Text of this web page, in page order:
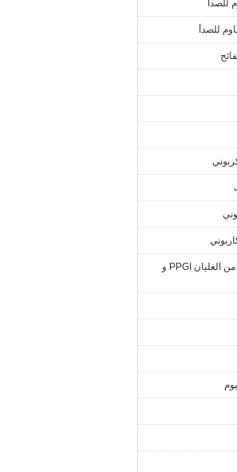
للصدأ
للصدأ
المنتجات المصنوعة من الغليان PPGI و